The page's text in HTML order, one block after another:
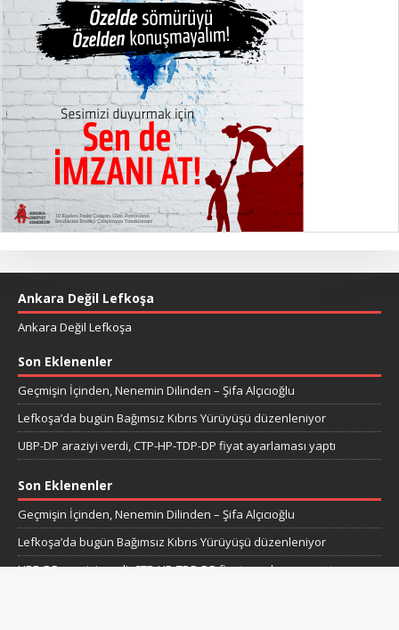
Ankara Değil Lefkoşa
Ankara Değil Lefkoşa
Son Eklenenler
Geçmişin İçinden, Nenemin Dilinden – Şifa Alçıcıoğlu
Lefkoşa’da bugün Bağımsız Kıbrıs Yürüyüşü düzenleniyor
UBP-DP araziyi verdi, CTP-HP-TDP-DP fiyat ayarlaması yaptı
Son Eklenenler
Geçmişin İçinden, Nenemin Dilinden – Şifa Alçıcıoğlu
Lefkoşa’da bugün Bağımsız Kıbrıs Yürüyüşü düzenleniyor
UBP-DP araziyi verdi, CTP-HP-TDP-DP fiyat ayarlaması yaptı